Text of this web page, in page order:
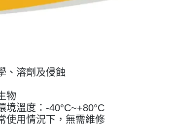
、溶劑及侵蝕
物
境溫度：-40°C~+80°C
使用情況下，無需維修